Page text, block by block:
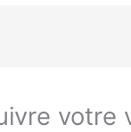
votre